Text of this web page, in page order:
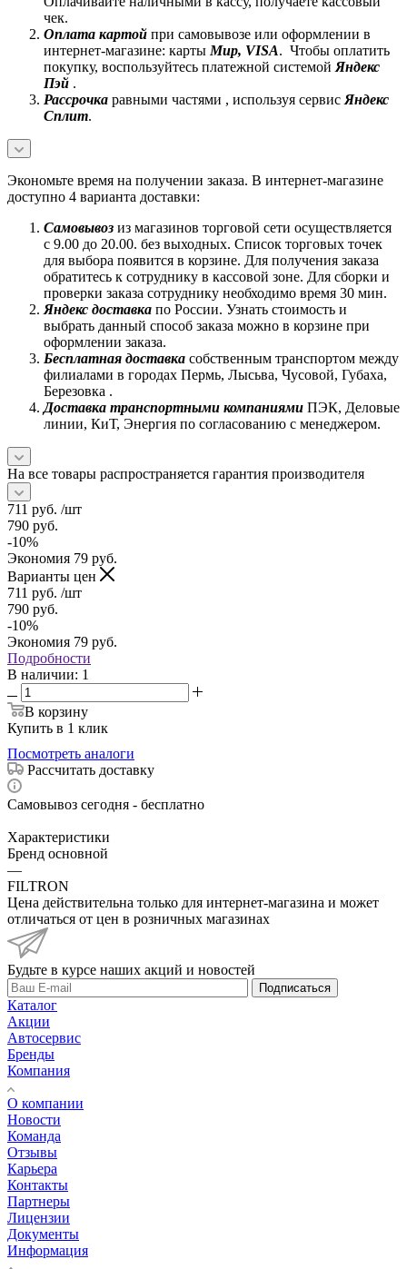
чек.
Оплата картой при самовывозе или оформлении в
интернет-магазине: карты Mир, VISA. Чтобы оплатить
покупку, воспользуйтесь платежной системой Яндекс
Пэй .
Рассрочка равными частями , используя сервис Яндекс
Сплит.
Экономьте время на получении заказа. В интернет-магазине
доступно 4 варианта доставки:
Самовывоз из магазинов торговой сети осуществляется
с 9.00 до 20.00. без выходных. Список торговых точек
для выбора появится в корзине. Для получения заказа
обратитесь к сотруднику в кассовой зоне. Для сборки и
проверки заказа сотруднику необходимо время 30 мин.
Яндекс доставка по России. Узнать стоимость и
выбрать данный способ заказа можно в корзине при
оформлении заказа.
Бесплатная доставка собственным транспортом между
филиалами в городах Пермь, Лысьва, Чусовой, Губаха,
Березовка .
Доставка транспортными компаниями ПЭК, Деловые
линии, КиТ, Энергия по согласованию с менеджером.
На все товары распространяется гарантия производителя
711 руб. /шт
790 руб.
-10%
Экономия 79 руб.
Варианты цен
711 руб. /шт
790 руб.
-10%
Экономия 79 руб.
Подробности
В наличии: 1
В корзину
Купить в 1 клик
Посмотреть аналоги
Рассчитать доставку
Самовывоз сегодня - бесплатно
Характеристики
Бренд основной
—
FILTRON
Цена действительна только для интернет-магазина и может
отличаться от цен в розничных магазинах
Будьте в курсе наших акций и новостей
Подписаться
Каталог
Акции
Автосервис
Бренды
Компания
О компании
Новости
Команда
Отзывы
Карьера
Контакты
Партнеры
Лицензии
Документы
Информация